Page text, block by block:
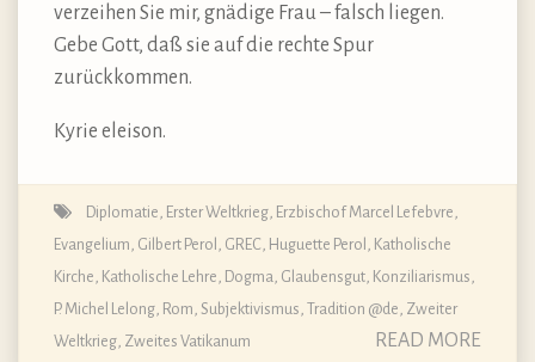
verzeihen Sie mir, gnädige Frau – falsch liegen.
Gebe Gott, daß sie auf die rechte Spur
zurückkommen.
Kyrie eleison.
Diplomatie Erster Weltkrieg Erzbischof Marcel Lefebvre
Evangelium Gilbert Perol GREC Huguette Perol Katholische
Kirche Katholische Lehre, Dogma, Glaubensgut Konziliarismus
P. Michel Lelong Rom Subjektivismus Tradition @de Zweiter
Weltkrieg Zweites Vatikanum READ MORE